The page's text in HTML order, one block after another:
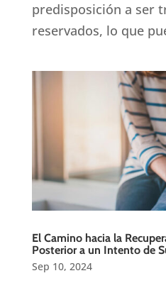
predisposición a ser
reservados, lo que
El Camino hacia la
Posterior a un Intento de
Sep 10, 2024